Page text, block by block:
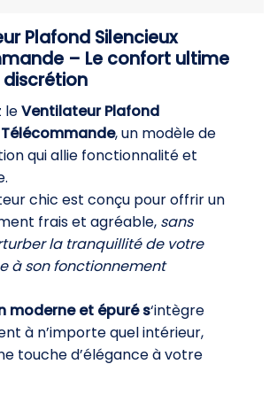
Plafond Silencieux
– Le confort ultime
leVentilateur Plafond
, un modèle de
qui allie fonctionnalité et
chic est conçu pour offrir un
frais et agréable, sans
la tranquillité de votre
à son fonctionnement
moderne et épuré s‘intègre
à n’importe quel intérieur,
touche d’élégance à votre